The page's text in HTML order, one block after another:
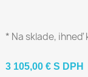
* Na sklade, ihneď
3 105,00 €S DPH